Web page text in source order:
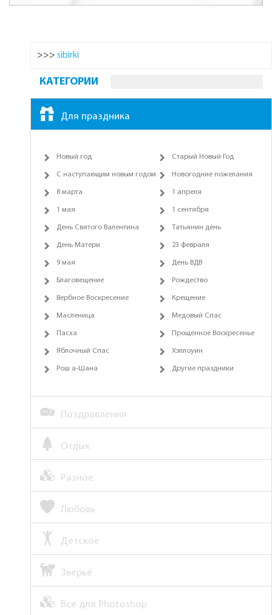
>>> sibirki
КАТЕГОРИИ
Для праздника
Новый год Старый Новый Год
С наступающим новым годом Новогодние пожелания
8 марта 1 апреля
1 мая 1 сентября
День Святого Валентина Татьянин день
День Матери 23 февраля
9 мая День ВДВ
Благовещение Рождество
Вербное Воскресение Крещение
Масленица Медовый Спас
Пасха Прощенное Воскресенье
Яблочный Спас Хэллоуин
Рош а-Шана Другие праздники
Поздравления
Отдых
Разное
Любовь
Детское
Зверьё
Все для Photoshop